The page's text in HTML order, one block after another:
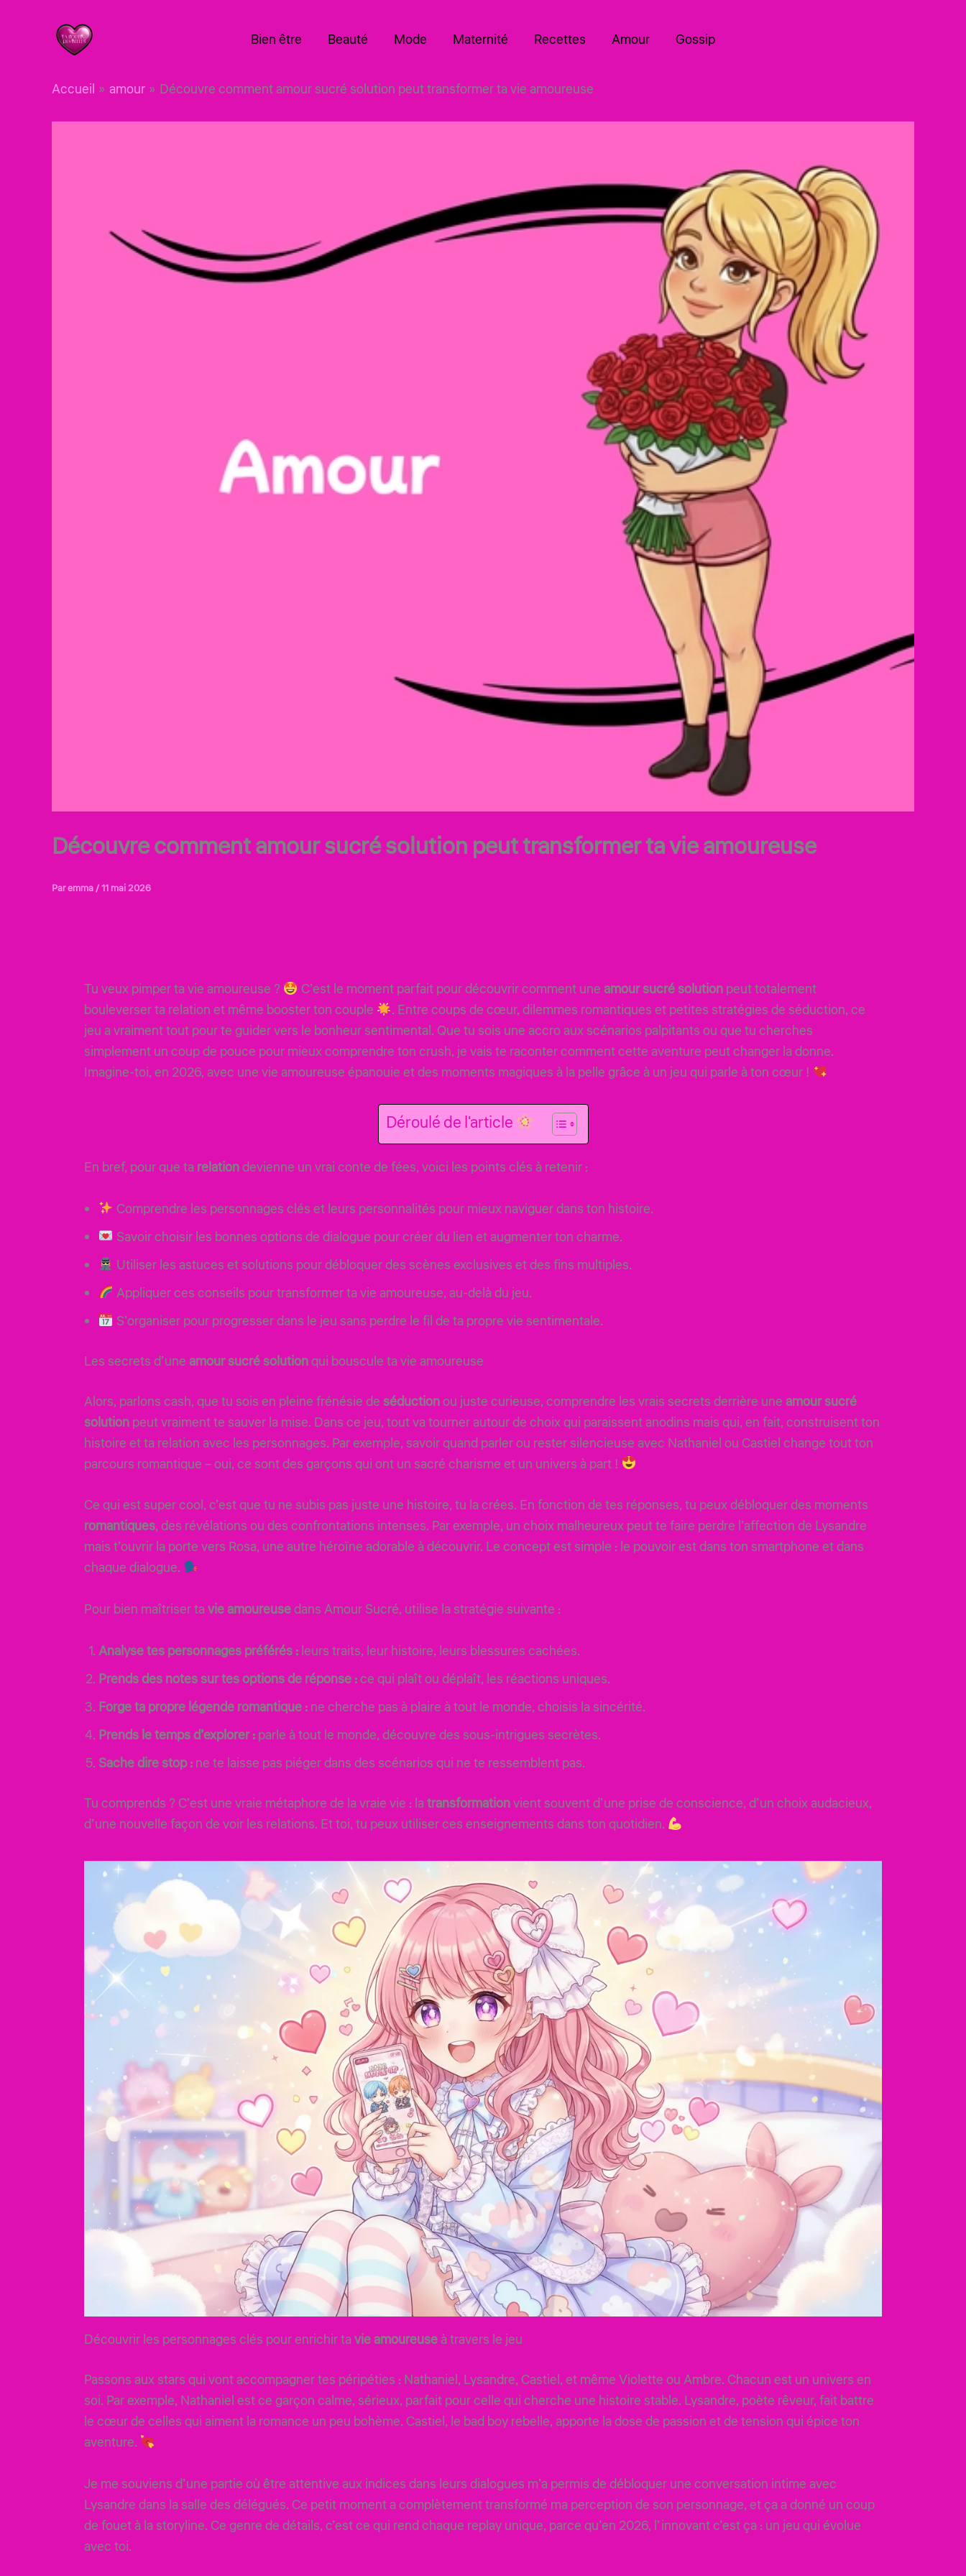
Bien être Beauté Mode Maternité Recettes Amour Gossip
Accueil amour Découvre comment amour sucré solution peut transformer ta vie amoureuse
Découvre comment amour sucré solution peut transformer ta vie amoureuse
Paremma/11 mai 2026
Tu veux pimper ta vie amoureuse ? C’est le moment parfait pour découvrir comment une amour sucré solutionpeut totalement
bouleverser ta relation et même booster ton couple
. Entre coups de cœur, dilemmes romantiques et petites stratégies de séduction, ce
jeu a vraiment tout pour te guider vers le bonheur sentimental. Que tu sois une accro aux scénarios palpitants ou que tu cherches
simplement un coup de pouce pour mieux comprendre ton crush, je vais te raconter comment cette aventure peut changer la donne.
Imagine-toi, en 2026, avec une vie amoureuse épanouie et des moments magiques à la pelle grâce à un jeu qui parle à ton cœur !
Déroulé de l'article
En bref, pour que ta relationdevienne un vrai conte de fées, voici les points clés à retenir :
Comprendre les personnages clés et leurs personnalités pour mieux naviguer dans ton histoire.
Savoir choisir les bonnes options de dialogue pour créer du lien et augmenter ton charme.
Utiliser les astuces et solutions pour débloquer des scènes exclusives et des fins multiples.
Appliquer ces conseils pour transformer ta vie amoureuse, au-delà du jeu.
S’organiser pour progresser dans le jeu sans perdre le fil de ta propre vie sentimentale.
Les secrets d’une amour sucré solutionqui bouscule ta vie amoureuse
Alors, parlons cash, que tu sois en pleine frénésie de séductionou juste curieuse, comprendre les vrais secrets derrière une amour sucré
solutionpeut vraiment te sauver la mise. Dans ce jeu, tout va tourner autour de choix qui paraissent anodins mais qui, en fait, construisent ton
histoire et ta relation avec les personnages. Par exemple, savoir quand parler ou rester silencieuse avec Nathaniel ou Castiel change tout ton
parcours romantique – oui, ce sont des garçons qui ont un sacré charisme et un univers à part !
Ce qui est super cool, c’est que tu ne subis pas juste une histoire, tu la crées. En fonction de tes réponses, tu peux débloquer des moments
romantiques, des révélations ou des confrontations intenses. Par exemple, un choix malheureux peut te faire perdre l’affection de Lysandre
mais t’ouvrir la porte vers Rosa, une autre héroïne adorable à découvrir. Le concept est simple : le pouvoir est dans ton smartphone et dans
chaque dialogue.
Pour bien maîtriser tavie amoureusedans Amour Sucré, utilise la stratégie suivante :
Analyse tes personnages préférés :leurs traits, leur histoire, leurs blessures cachées.
Prends des notes sur tes options de réponse :ce qui plaît ou déplaît, les réactions uniques.
Forge ta propre légende romantique :ne cherche pas à plaire à tout le monde, choisis la sincérité.
Prends le temps d’explorer :parle à tout le monde, découvre des sous-intrigues secrètes.
Sache dire stop :ne te laisse pas piéger dans des scénarios qui ne te ressemblent pas.
Tu comprends ? C’est une vraie métaphore de la vraie vie : latransformationvient souvent d’une prise de conscience, d’un choix audacieux,
d’une nouvelle façon de voir les relations. Et toi, tu peux utiliser ces enseignements dans ton quotidien.
Découvrir les personnages clés pour enrichir tavie amoureuseà travers le jeu
Passons aux stars qui vont accompagner tes péripéties : Nathaniel, Lysandre, Castiel, et même Violette ou Ambre. Chacun est un univers en
soi. Par exemple, Nathaniel est ce garçon calme, sérieux, parfait pour celle qui cherche une histoire stable. Lysandre, poète rêveur, fait battre
le cœur de celles qui aiment la romance un peu bohème. Castiel, le bad boy rebelle, apporte la dose de passion et de tension qui épice ton
aventure.
Je me souviens d’une partie où être attentive aux indices dans leurs dialogues m’a permis de débloquer une conversation intime avec
Lysandre dans la salle des délégués. Ce petit moment a complètement transformé ma perception de son personnage, et ça a donné un coup
de fouet à la storyline. Ce genre de détails, c’est ce qui rend chaque replay unique, parce qu’en 2026, l’innovant c’est ça : un jeu qui évolue
avec toi.